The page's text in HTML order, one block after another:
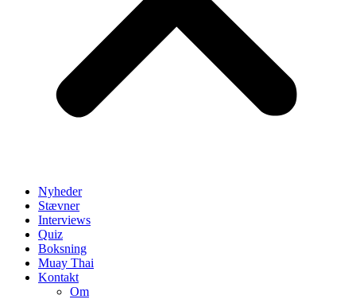
Nyheder
Stævner
Interviews
Quiz
Boksning
Muay Thai
Kontakt
Om